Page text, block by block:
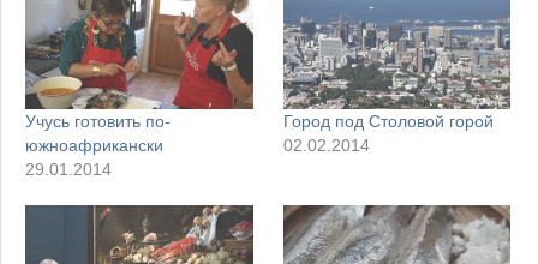
Учусь готовить по-
южноафрикански
29.01.2014
Город под Столовой горой
02.02.2014